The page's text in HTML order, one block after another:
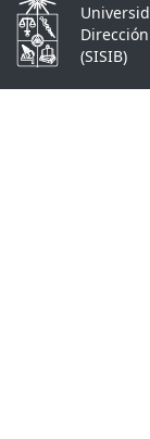
(SISIB)